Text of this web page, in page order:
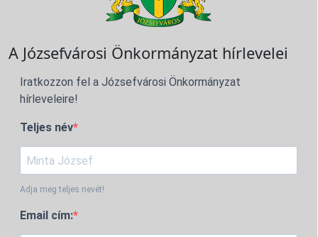
A Józsefvárosi Önkormányzat hírlevelei
Iratkozzon fel a Józsefvárosi Önkormányzat
hírleveleire!
Teljes név
Adja meg teljes nevét!
Email cím: